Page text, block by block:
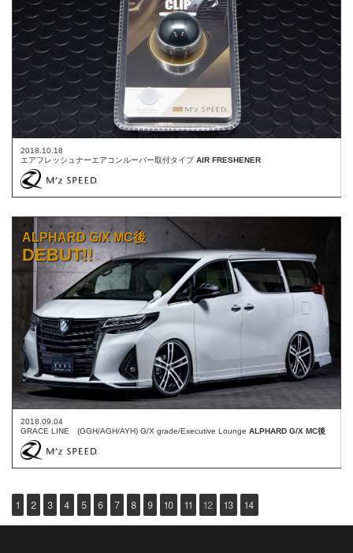
2018.10.18
エアフレッシュナーエアコンルーバー取付タイプAIR FRESHENER
ALPHARD G/X MC後
DEBUT!!
2018.09.04
GRACE LINE (GGH/AGH/AYH) G/X grade/Executive Lounge ALPHARD G/X MC後
1 2 3 4 5 6 7 8 9 10 11 12 13 14